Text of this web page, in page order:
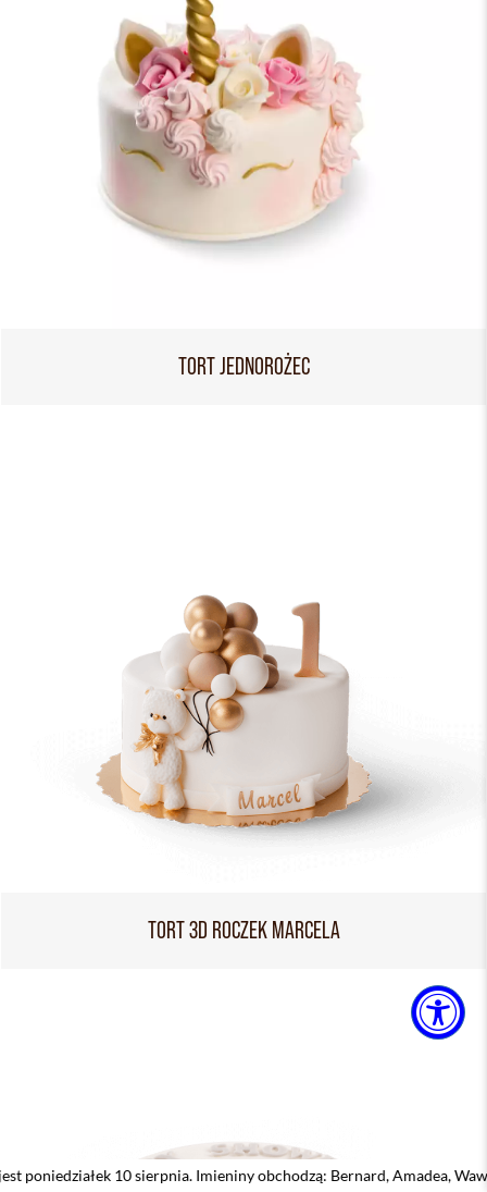
TORT JEDNOROŻEC
TORT 3D ROCZEK MARCELA
sierpnia. Imieniny obchodzą: Bernard, Amadea, Wawrzyniec,